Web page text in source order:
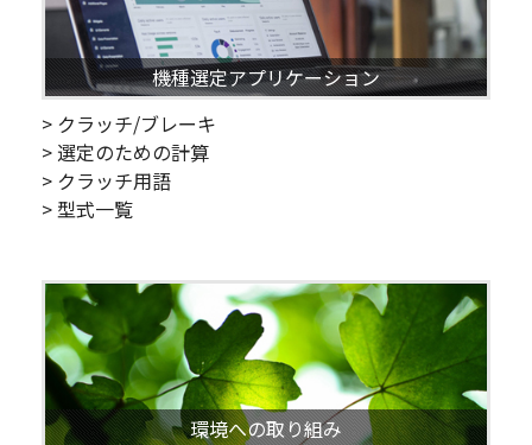
機種選定アプリケーション
> クラッチ/ブレーキ
> 選定のための計算
> クラッチ用語
> 型式一覧
環境への取り組み